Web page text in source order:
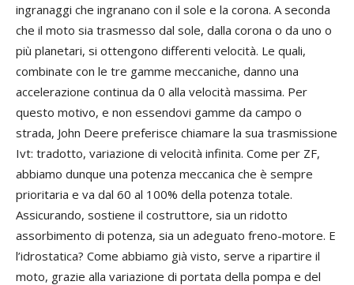
ingranaggi che ingranano con il sole e la corona. A seconda
che il moto sia trasmesso dal sole, dalla corona o da uno o
più planetari, si ottengono differenti velocità. Le quali,
combinate con le tre gamme meccaniche, danno una
accelerazione continua da 0 alla velocità massima. Per
questo motivo, e non essendovi gamme da campo o
strada, John Deere preferisce chiamare la sua trasmissione
Ivt: tradotto, variazione di velocità infinita. Come per ZF,
abbiamo dunque una potenza meccanica che è sempre
prioritaria e va dal 60 al 100% della potenza totale.
Assicurando, sostiene il costruttore, sia un ridotto
assorbimento di potenza, sia un adeguato freno-motore. E
l’idrostatica? Come abbiamo già visto, serve a ripartire il
moto, grazie alla variazione di portata della pompa e del